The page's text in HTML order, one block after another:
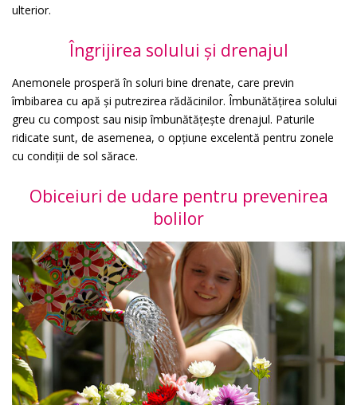
ulterior.
Îngrijirea solului și drenajul
Anemonele prosperă în soluri bine drenate, care previn
îmbibarea cu apă și putrezirea rădăcinilor. Îmbunătățirea solului
greu cu compost sau nisip îmbunătățește drenajul. Paturile
ridicate sunt, de asemenea, o opțiune excelentă pentru zonele
cu condiții de sol sărace.
Obiceiuri de udare pentru prevenirea
bolilor